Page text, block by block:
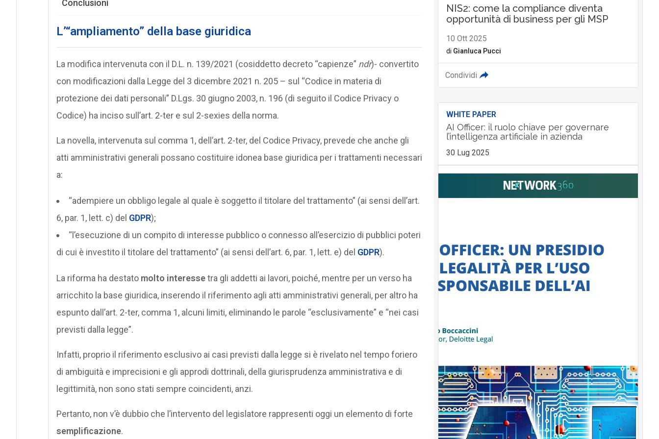
Conclusioni
L’“ampliamento” della base giuridica
La modifica intervenuta con il D.L. n. 139/2021 (cosiddetto decreto “capienze” ndr)- convertito
con modificazioni dalla Legge del 3 dicembre 2021 n. 205 – sul “Codice in materia di
protezione dei dati personali” D.Lgs. 30 giugno 2003, n. 196 (di seguito il Codice Privacy o
Codice) ha inciso sull’art. 2-ter e sul 2-sexies della norma.
La novella, intervenuta sul comma 1, dell’art. 2-ter, del Codice Privacy, prevede che anche gli
atti amministrativi generali possano costituire idonea base giuridica per i trattamenti necessari
a:
“adempiere un obbligo legale al quale è soggetto il titolare del trattamento” (ai sensi dell’art.
6, par. 1, lett. c) del GDPR);
“l’esecuzione di un compito di interesse pubblico o connesso all’esercizio di pubblici poteri
di cui è investito il titolare del trattamento” (ai sensi dell’art. 6, par. 1, lett. e) del GDPR).
La riforma ha destato molto interessetra gli addetti ai lavori, poiché, mentre per un verso ha
arricchito la base giuridica, inserendo il riferimento agli atti amministrativi generali, per altro ha
espunto dall’art. 2-ter, comma 1, alcuni limiti, eliminando le parole “esclusivamente” e “nei casi
previsti dalla legge”.
Infatti, proprio il riferimento esclusivo ai casi previsti dalla legge si è rivelato nel tempo foriero
di ambiguità e imprecisioni e gli approdi dottrinali, della giurisprudenza amministrativa e di
legittimità, non sono stati sempre coincidenti, anzi.
Pertanto, non v’è dubbio che l’intervento del legislatore rappresenti oggi un elemento di forte
semplificazione.
NIS2: come la compliance diventa
opportunità di business per gli MSP
10 Ott 2025
di Gianluca Pucci
Condividi
WHITE PAPER
AI Officer: il ruolo chiave per governare
l’intelligenza artificiale in azienda
30 Lug 2025